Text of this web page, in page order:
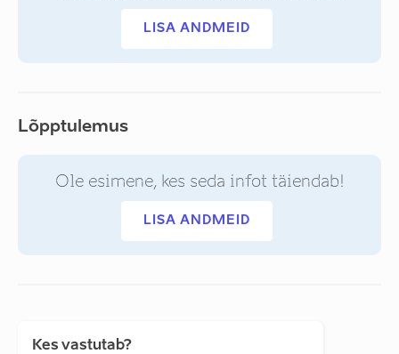
LISA ANDMEID
Lõpptulemus
Ole esimene, kes seda infot täiendab!
LISA ANDMEID
Kes vastutab?